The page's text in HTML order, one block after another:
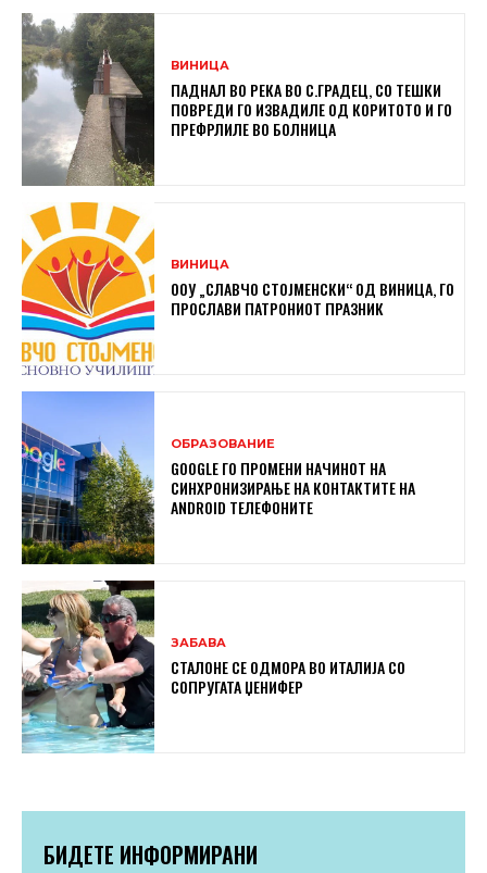
ВИНИЦА
ПАДНАЛ ВО РЕКА ВО С.ГРАДЕЦ, СО ТЕШКИ
ПОВРЕДИ ГО ИЗВАДИЛЕ ОД КОРИТОТО И ГО
ПРЕФРЛИЛЕ ВО БОЛНИЦА
ВИНИЦА
ООУ „СЛАВЧО СТОЈМЕНСКИ“ ОД ВИНИЦА, ГО
ПРОСЛАВИ ПАТРОНИОТ ПРАЗНИК
ОБРАЗОВАНИЕ
GOOGLE ГО ПРОМЕНИ НАЧИНОТ НА
СИНХРОНИЗИРАЊЕ НА КОНТАКТИТЕ НА
ANDROID ТЕЛЕФОНИТЕ
ЗАБАВА
СТАЛОНЕ СЕ ОДМОРА ВО ИТАЛИЈА СО
СОПРУГАТА ЏЕНИФЕР
БИДЕТЕ ИНФОРМИРАНИ